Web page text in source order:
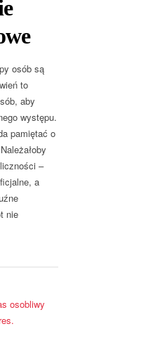
osób są
to
aby
występu.
pamiętać o
–
a
nie